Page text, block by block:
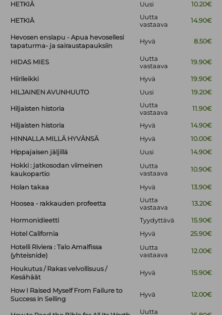
HETKIÄ Uusi 10.20€
HETKIÄ
Uutta
vastaava
14.90€
Hevosen ensiapu - Apua hevosellesi
tapaturma- ja sairaustapauksiin
Hyvä 8.50€
HIDAS MIES
Uutta
vastaava
19.90€
Hiirileikki Hyvä
19.90€
HILJAINEN AVUNHUUTO
Uusi 19.20€
Hiljaisten historia
Uutta
vastaava
11.90€
Hiljaisten historia Hyvä
14.90€
HINNALLA MILLÄ HYVÄNSÄ
Hyvä
10.00€
Hippajaisen jäljillä
Uusi
14.90€
Hokki : jatkosodan viimeinen
kaukopartio
Uutta
vastaava
10.90€
Holan takaa Hyvä 13.90€
Hoosea - rakkauden profeetta
Uutta
vastaava
13.20€
Hormonidieetti Tyydyttävä
15.90€
Hotel California
Hyvä
25.90€
Hotelli Riviera : Talo Amalfissa
(yhteisnide)
Uutta
vastaava
12.00€
Houkutus / Rakas velvollisuus /
Kesähäät
Hyvä 15.90€
How I Raised Myself From Failure to
Success in Selling
Hyvä 12.00€
Uutta